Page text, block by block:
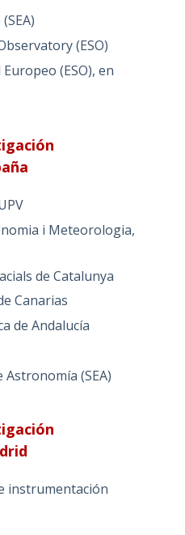
(ESO)
(ESO), en
i Meteorologia,
de Catalunya
Canarias
de Andalucía
Astronomía (SEA)
instrumentación